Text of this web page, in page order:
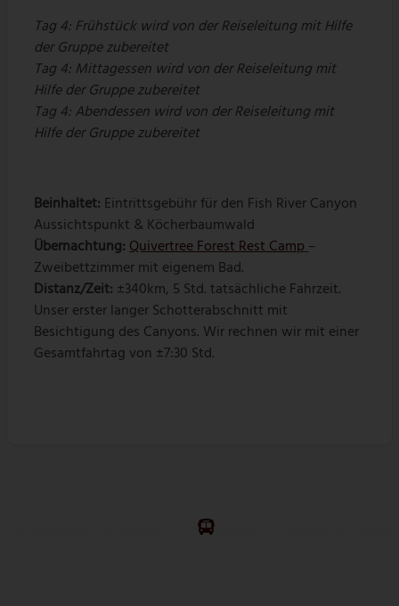
Tag 4: Frühstück wird von der Reiseleitung mit Hilfe
der Gruppe zubereitet
Tag 4: Mittagessen wird von der Reiseleitung mit
Hilfe der Gruppe zubereitet
Tag 4: Abendessen wird von der Reiseleitung mit
Hilfe der Gruppe zubereitet
Beinhaltet: Eintrittsgebühr für den Fish River Canyon
Aussichtspunkt & Köcherbaumwald
Übernachtung:Quivertree Forest Rest Camp–
Zweibettzimmer mit eigenem Bad.
Distanz/Zeit: ±340km, 5 Std. tatsächliche Fahrzeit.
Unser erster langer Schotterabschnitt mit
Besichtigung des Canyons. Wir rechnen wir mit einer
Gesamtfahrtag von ±7:30 Std.